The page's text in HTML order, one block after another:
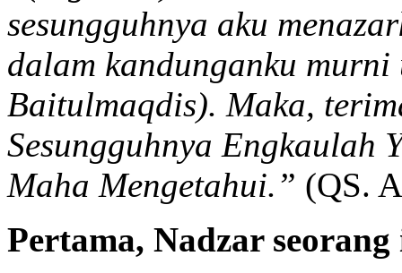
sesungguhnya aku
dalam kandunganku
Baitulmaqdis). Maka,
Sesungguhnya Engkaulah
Maha Mengetahui.” (QS.
Pertama, Nadzar